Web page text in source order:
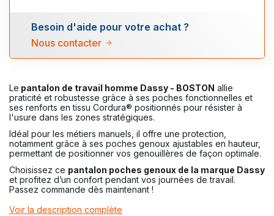
Le pantalon de travail homme Dassy - BOSTON allie
praticité et robustesse grâce à ses poches fonctionnelles et
ses renforts en tissu Cordura® positionnés pour résister à
l'usure dans les zones stratégiques.
Idéal pour les métiers manuels, il offre une protection,
notamment grâce à ses poches genoux ajustables en hauteur,
permettant de positionner vos genouillères de façon optimale.
Choisissez ce pantalon poches genoux de la marque Dassy
et profitez d’un confort pendant vos journées de travail.
Passez commande dès maintenant !
Voir la description complète
Besoin d'aide pour votre achat ?
Nous contacter